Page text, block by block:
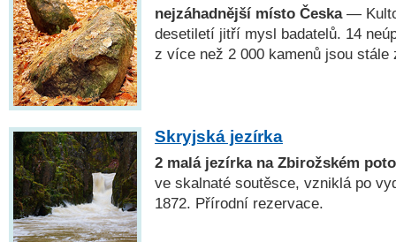
nejzáhadnější místo Česka—
desetiletí jitří mysl badatelů. 14
z více než 2 000 kamenů jsou stále
Skryjská jezírka
2 malá jezírka na Zbirožském
ve skalnaté soutěsce, vzniklá po
1872. Přírodní rezervace.